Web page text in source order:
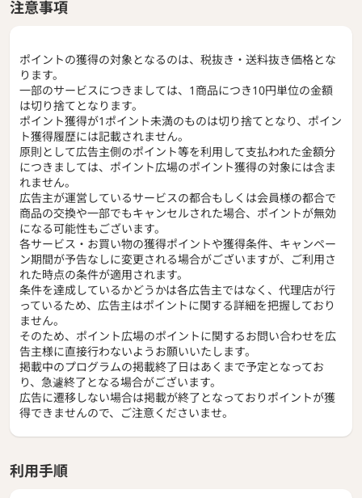
注意事項
ポイントの獲得の対象となるのは、税抜き・送料抜き価格とな
ります。
一部のサービスにつきましては、1商品につき10円単位の金額
は切り捨てとなります。
ポイント獲得が1ポイント未満のものは切り捨てとなり、ポイン
ト獲得履歴には記載されません。
原則として広告主側のポイント等を利用して支払われた金額分
につきましては、ポイント広場のポイント獲得の対象には含ま
れません。
広告主が運営しているサービスの都合もしくは会員様の都合で
商品の交換や一部でもキャンセルされた場合、ポイントが無効
になる可能性もございます。
各サービス・お買い物の獲得ポイントや獲得条件、キャンペー
ン期間が予告なしに変更される場合がございますが、ご利用さ
れた時点の条件が適用されます。
条件を達成しているかどうかは各広告主ではなく、代理店が行
っているため、広告主はポイントに関する詳細を把握しており
ません。
そのため、ポイント広場のポイントに関するお問い合わせを広
告主様に直接行わないようお願いいたします。
掲載中のプログラムの掲載終了日はあくまで予定となってお
り、急遽終了となる場合がございます。
広告に遷移しない場合は掲載が終了となっておりポイントが獲
得できませんので、ご注意くださいませ。
利用手順